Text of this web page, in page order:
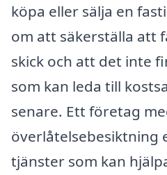
köpa eller sälja en
om att säkerställa att
skick och att det inte
som kan leda till
senare. Ett företag
överlåtelsebesiktning
tjänster som kan